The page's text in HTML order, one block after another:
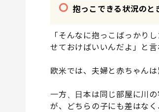
○ 抱っこできる状況のと
「そんなに抱っこばっかり
せておけばいいんだよ」と
欧米では、夫婦と赤ちゃん
一方、日本は同じ部屋に川
が、どちらの子にも差はな